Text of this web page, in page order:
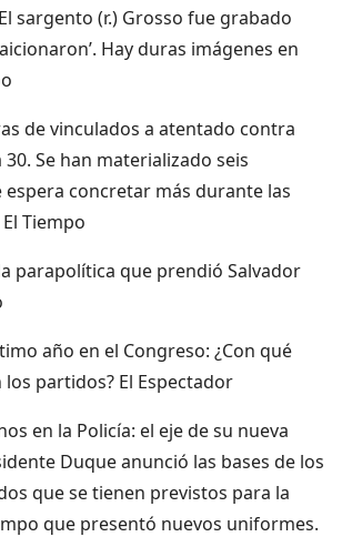
sargento (r.) Grosso fue grabado
Hay duras imágenes en
de vinculados a atentado contra
Se han materializado seis
espera concretar más durante las
Tiempo
parapolítica que prendió Salvador
año en el Congreso: ¿Con qué
partidos? El Espectador
en la Policía: el eje de su nueva
Duque anunció las bases de los
que se tienen previstos para la
que presentó nuevos uniformes.